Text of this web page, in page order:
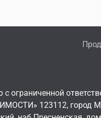
с ограниченной
123112, город